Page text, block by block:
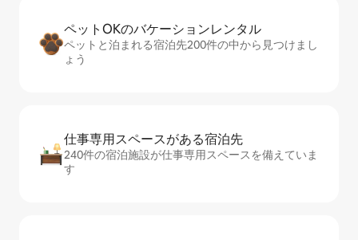
ペットOKのバ⁠ケ⁠ー⁠シ⁠ョ⁠ンレ⁠ン⁠タ⁠ル
ペットと泊まれる宿泊先200件の中から見つけまし
ょう
仕事専用ス⁠ペ⁠ー⁠スがあ⁠る宿⁠泊⁠先
240件の宿泊施設が仕事専用スペースを備えていま
す